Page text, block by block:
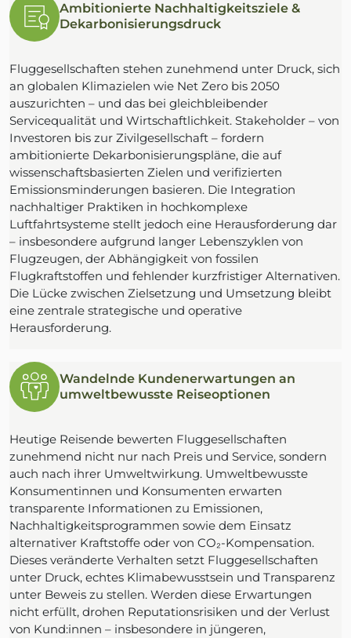
Ambitionierte Nachhaltigkeitsziele &
Dekarbonisierungsdruck
Fluggesellschaften stehen zunehmend unter Druck, sich
an globalen Klimazielen wie Net Zero bis 2050
auszurichten – und das bei gleichbleibender
Servicequalität und Wirtschaftlichkeit. Stakeholder – von
Investoren bis zur Zivilgesellschaft – fordern
ambitionierte Dekarbonisierungspläne, die auf
wissenschaftsbasierten Zielen und verifizierten
Emissionsminderungen basieren. Die Integration
nachhaltiger Praktiken in hochkomplexe
Luftfahrtsysteme stellt jedoch eine Herausforderung dar
– insbesondere aufgrund langer Lebenszyklen von
Flugzeugen, der Abhängigkeit von fossilen
Flugkraftstoffen und fehlender kurzfristiger Alternativen.
Die Lücke zwischen Zielsetzung und Umsetzung bleibt
eine zentrale strategische und operative
Herausforderung.
Wandelnde Kundenerwartungen an
umweltbewusste Reiseoptionen
Heutige Reisende bewerten Fluggesellschaften
zunehmend nicht nur nach Preis und Service, sondern
auch nach ihrer Umweltwirkung. Umweltbewusste
Konsumentinnen und Konsumenten erwarten
transparente Informationen zu Emissionen,
Nachhaltigkeitsprogrammen sowie dem Einsatz
alternativer Kraftstoffe oder von CO₂-Kompensation.
Dieses veränderte Verhalten setzt Fluggesellschaften
unter Druck, echtes Klimabewusstsein und Transparenz
unter Beweis zu stellen. Werden diese Erwartungen
nicht erfüllt, drohen Reputationsrisiken und der Verlust
von Kund:innen – insbesondere in jüngeren,